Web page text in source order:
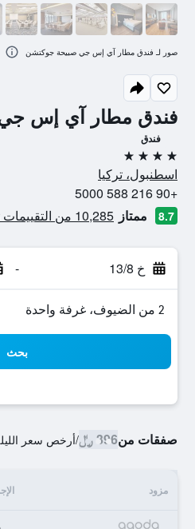
فندق مطار آي إس
فندق
4 نجوم
اسطنبول، تركيا
+90 216 588 5000
8.7 ممتاز 10,285 من التقييمات تم التحقق منها
خ 13/8 -
2 من الضيوف، غرفة واحدة
بحث
صفقات من396 ﷼ /أرخص سعر
مزود
صور لـ فندق مطار آي إس جي صبيحة جوكتشن